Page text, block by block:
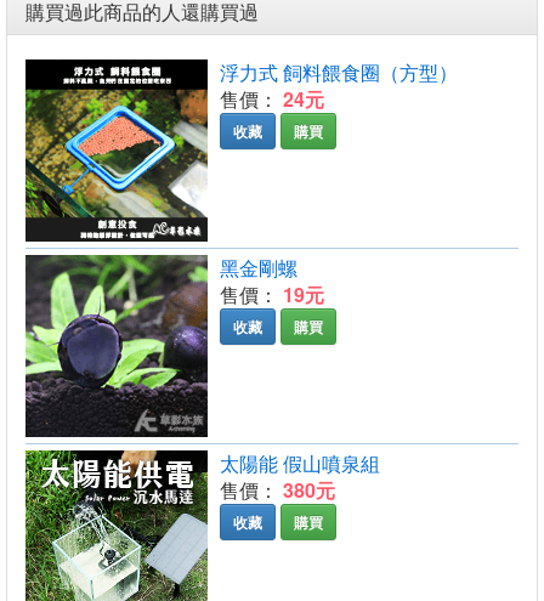
購買過此商品的人還購買過
浮力式 飼料餵食圈（方型）
售價： 24元
收藏 購買
黑金剛螺
售價： 19元
收藏 購買
太陽能 假山噴泉組
售價： 380元
收藏 購買